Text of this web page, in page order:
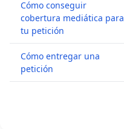
Cómo conseguir
cobertura mediática para
tu petición
Cómo entregar una
petición